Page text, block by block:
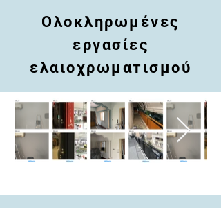
Ολοκληρωμένες
εργασίες
ελαιοχρωματισμού